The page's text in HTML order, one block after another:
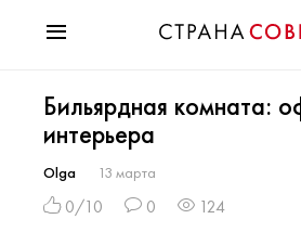
Мода
Звезды
Гороскопы
Здоровье
Бильярдная комната:
интерьера
Olga 13 марта
0/10 0 124